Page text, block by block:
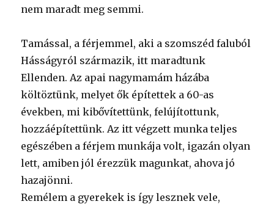
nem maradt meg semmi.
Tamással, a férjemmel, aki a szomszéd faluból
Hásságyról származik, itt maradtunk
Ellenden. Az apai nagymamám házába
költöztünk, melyet ők építettek a 60-as
években, mi kibővítettünk, felújítottunk,
hozzáépítettünk. Az itt végzett munka teljes
egészében a férjem munkája volt, igazán olyan
lett, amiben jól érezzük magunkat, ahova jó
hazajönni.
Remélem a gyerekek is így lesznek vele,